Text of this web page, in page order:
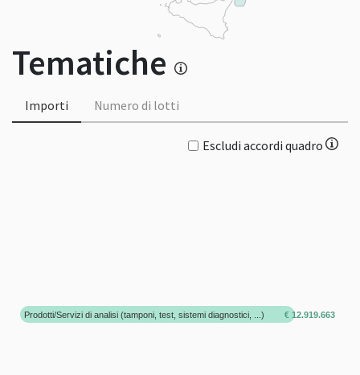
Tematiche
Importi Numero di lotti
Escludi accordi quadro
Prodotti/Servizi di analisi (tamponi, test, sistemi diagnostici, ...) € 12.919.663